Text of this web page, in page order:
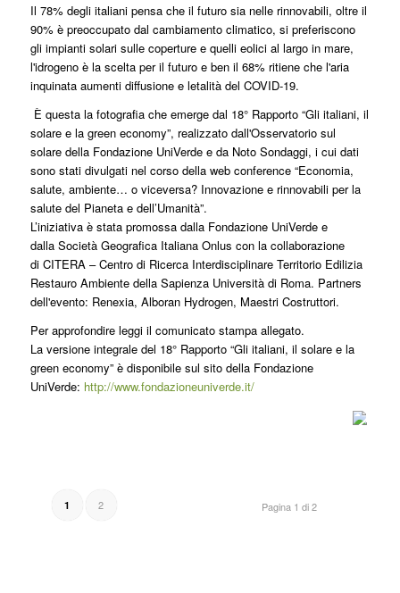
Il 78% degli italiani pensa che il futuro sia nelle rinnovabili, oltre il
90% è preoccupato dal cambiamento climatico, si preferiscono
gli impianti solari sulle coperture e quelli eolici al largo in mare,
l'idrogeno è la scelta per il futuro e ben il 68% ritiene che l'aria
inquinata aumenti diffusione e letalità del COVID-19.
È questa la fotografia che emerge dal 18° Rapporto “Gli italiani, il
solare e la green economy”, realizzato dall'Osservatorio sul
solare della Fondazione UniVerde e da Noto Sondaggi, i cui dati
sono stati divulgati nel corso della web conference “Economia,
salute, ambiente… o viceversa? Innovazione e rinnovabili per la
salute del Pianeta e dell’Umanità”.
L’iniziativa è stata promossa dalla Fondazione UniVerde e
dalla Società Geografica Italiana Onlus con la collaborazione
di CITERA – Centro di Ricerca Interdisciplinare Territorio Edilizia
Restauro Ambiente della Sapienza Università di Roma. Partners
dell'evento: Renexia, Alboran Hydrogen, Maestri Costruttori.
Per approfondire leggi il comunicato stampa allegato.
La versione integrale del 18° Rapporto “Gli italiani, il solare e la
green economy” è disponibile sul sito della Fondazione
UniVerde: http://www.fondazioneuniverde.it/
Pagina 1 di 2
1 2